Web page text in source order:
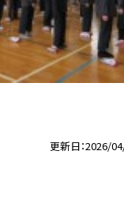
更新日 2026/